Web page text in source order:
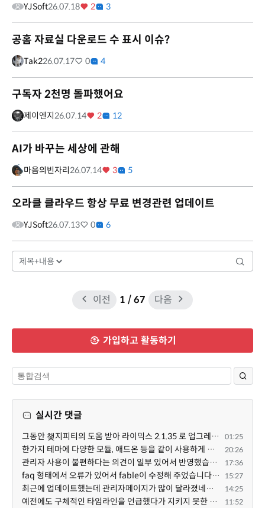
YJSoft26.07.18 2 3
공홈 자료실 다운로드 수 표시 이슈?
Tak226.07.17 0 4
구독자 2천명 돌파했어요
제이엔지26.07.14 2 12
AI가 바꾸는 세상에 관해
마음의빈자리26.07.14 3 5
오라클 클라우드 항상 무료 변경관련 업데이트
YJSoft26.07.13 0 6
이전 1 / 67 다음
가입하고 활동하기
실시간 댓글
그동안 챚지피티의 도움 받아 라이믹스 2.1.35 로 업그레이드 잘 한 것은 부인할 수 없는 사실입니다. 그런... 01:25
한가지 테마에 다양한 모듈, 애드온 등을 같이 사용하게 되면 의외로 어려운게 일관성이 있는 디자인의 유지... 20:26
관리자 사용이 불편하다는 의견이 일부 있어서 반영했습니다 ㅎㅎ 8.4이상도 지원될 수 있도록 10.5.2 혹은 ... 17:36
faq 형태에서 오류가 있어서 fable이 수정해 주었습니다. 참고하세요. 증상 FAQ형 목록에서 항목을 펼치면 ... 15:27
최근에 업데이트했는데 관리자페이지가 많이 달라졌네요 여기서 모듈 설치하려고 하니 php 8.4.14버전이라 8... 14:25
예전에도 구체적인 타임라인을 언급했다가 지키지 못한 것에 죄송한 마음이 있다 보니 (코어 개발/운영 자체... 11:52